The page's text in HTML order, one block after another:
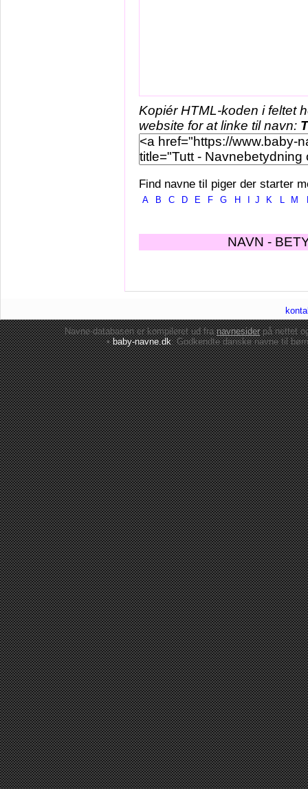
Kopiér HTML-koden i feltet
website for at linke til navn:
Find navne til piger der starter
A B C D E F G H J K L M
NAVN -
Navne-databasen er kompileret ud franavnesiderpå nettet
•baby-navne.dk: Godkendte danskenavne til børn